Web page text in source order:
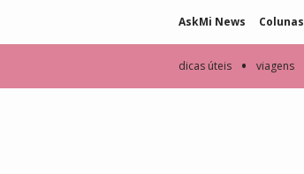
AskMi News Colunas
dicas úteis • viagens